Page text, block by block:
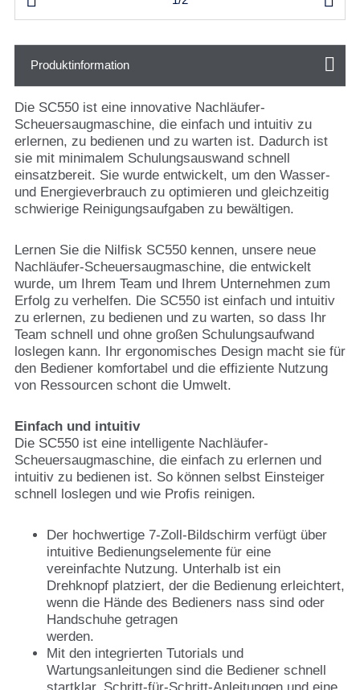
Produktinformation
Die SC550 ist eine innovative Nachläufer-
Scheuersaugmaschine, die einfach und intuitiv zu
erlernen, zu bedienen und zu warten ist. Dadurch ist
sie mit minimalem Schulungsauswand schnell
einsatzbereit. Sie wurde entwickelt, um den Wasser-
und Energieverbrauch zu optimieren und gleichzeitig
schwierige Reinigungsaufgaben zu bewältigen.
Lernen Sie die Nilfisk SC550 kennen, unsere neue
Nachläufer-Scheuersaugmaschine, die entwickelt
wurde, um Ihrem Team und Ihrem Unternehmen zum
Erfolg zu verhelfen. Die SC550 ist einfach und intuitiv
zu erlernen, zu bedienen und zu warten, so dass Ihr
Team schnell und ohne großen Schulungsaufwand
loslegen kann. Ihr ergonomisches Design macht sie für
den Bediener komfortabel und die effiziente Nutzung
von Ressourcen schont die Umwelt.
Einfach und intuitiv
Die SC550 ist eine intelligente Nachläufer-
Scheuersaugmaschine, die einfach zu erlernen und
intuitiv zu bedienen ist. So können selbst Einsteiger
schnell loslegen und wie Profis reinigen.
Der hochwertige 7-Zoll-Bildschirm verfügt über
intuitive Bedienungselemente für eine
vereinfachte Nutzung. Unterhalb ist ein
Drehknopf platziert, der die Bedienung erleichtert,
wenn die Hände des Bedieners nass sind oder
Handschuhe getragen
werden.
Mit den integrierten Tutorials und
Wartungsanleitungen sind die Bediener schnell